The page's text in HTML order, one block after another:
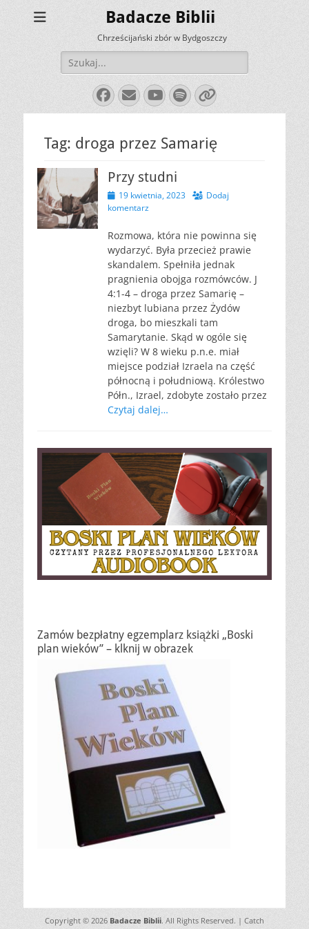
Badacze Biblii
Chrześcijański zbór w Bydgoszczy
Szukaj:
Facebook
E-
mail
YouTube
Spotify
Link
Tag: droga przez Samarię
Przy studni
Opublikowano
19 kwietnia, 2023
Dodaj
komentarz
Rozmowa, która nie powinna się
wydarzyć. Była przecież prawie
skandalem. Spełniła jednak
pragnienia obojga rozmówców. J
4:1-4 – droga przez Samarię –
niezbyt lubiana przez Żydów
droga, bo mieszkali tam
Samarytanie. Skąd w ogóle się
wzięli? W 8 wieku p.n.e. miał
miejsce podział Izraela na część
północną i południową. Królestwo
Półn., Izrael, zdobyte zostało przez
Czytaj dalej…
Zamów bezpłatny egzemplarz książki „Boski
plan wieków” – klknij w obrazek
Copyright © 2026 Badacze Biblii. All Rights Reserved. | Catch